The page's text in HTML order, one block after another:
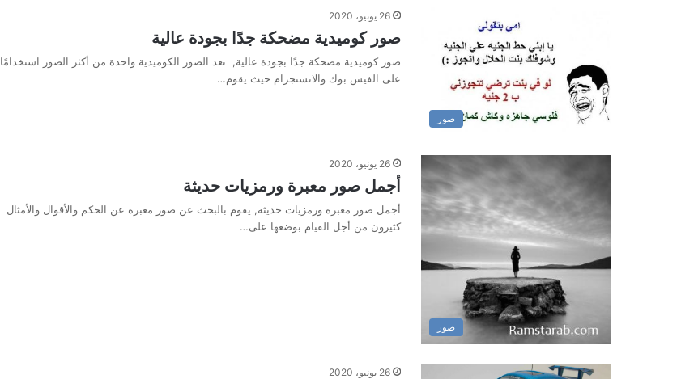
صور
26 يونيو، 2020
صور كوميدية مضحكة جدًا بجودة عالية
صور كوميدية مضحكة جدًا بجودة عالية, تعد الصور الكوميدية واحدة من أكثر الصور استخدامًا
على الفيس بوك والانستجرام حيث يقوم…
صور
26 يونيو، 2020
أجمل صور معبرة ورمزيات حديثة
أجمل صور معبرة ورمزيات حديثة, يقوم بالبحث عن صور معبرة عن الحكم والأقوال والأمثال
كثيرون من أجل القيام بوضعها على…
26 يونيو، 2020